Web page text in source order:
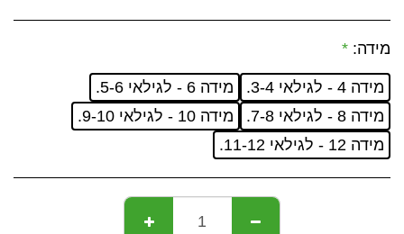
מידה: *
מידה 4 - לגילאי 3-4.
מידה 6 - לגילאי 5-6.
מידה 8 - לגילאי 7-8.
מידה 10 - לגילאי 9-10.
מידה 12 - לגילאי 11-12.